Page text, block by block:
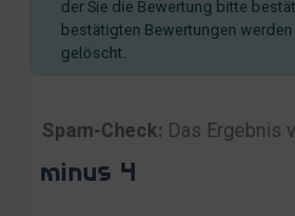
der Sie die Bewertung bitte
bestätigten Bewertungen
gelöscht.
Spam-Check: Das Ergebnis